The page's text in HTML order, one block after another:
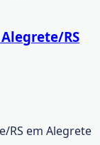
RS
RS em Alegrete